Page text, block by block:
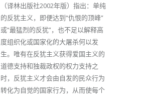
（译林出版社2002年版）指出：单纯
的反犹主义，即便达到“仇恨的顶峰”
或“最猛烈的反犹”，也不足以解释高
度组织化或国家化的大屠杀何以发
生。唯有在反犹主义获得爱国主义的
道德支持和独裁政权的权力支持之
时，反犹主义才会由自发的民众行为
转化为自觉的国家行为，从而使每个